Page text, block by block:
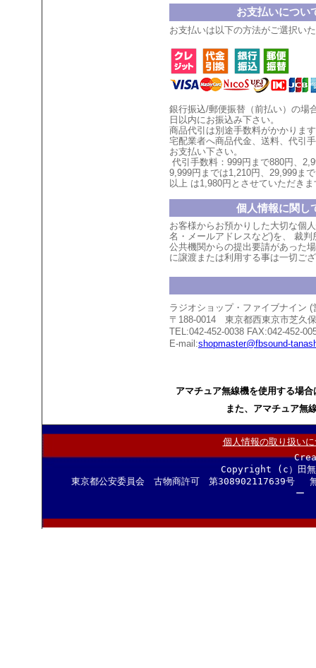
お支払いについ
お支払いは以下の方法がご選択い
銀行振込/郵便振替（前払い）の場
日以内にお振込み下さい。
商品代引は別途手数料がかかりま
宅配業者へ商品代金、送料、代引
お支払い下さい。
代引手数料：999円まで880円、
9,999円までは1,210円、 29,999まで
以上 は1,980円とさせていただき
個人情報に関し
お客様からお預かりした大切な個
名・メールアドレスなど)を、 裁判
公共機関からの提出要請があった
に譲渡または利用する事は一切ご
ラジオショップ・ファイブナイン
〒188-0014 東京都西東京市芝久
TEL:042-452-0038 FAX:042-452-
E-mail:shopmaster@fbsound-
アマチュア無線機を使用する場
また、アマチュア無
個人情報の取り扱い
Copyright (c）田
東京都公安委員会 古物商許可 第308902117639号